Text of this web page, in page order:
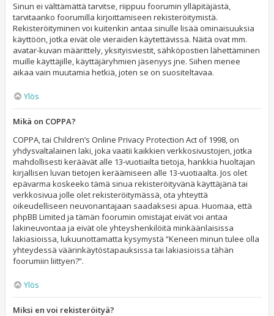
Sinun ei välttämättä tarvitse, riippuu foorumin ylläpitäjästä,
tarvitaanko foorumilla kirjoittamiseen rekisteröitymistä.
Rekisteröityminen voi kuitenkin antaa sinulle lisää ominaisuuksia
käyttöön, jotka eivät ole vieraiden käytettävissä. Näitä ovat mm.
avatar-kuvan määrittely, yksityisviestit, sähköpostien lähettäminen
muille käyttäjille, käyttäjäryhmien jäsenyys jne. Siihen menee
aikaa vain muutamia hetkiä, joten se on suositeltavaa.
Ylös
Mikä on COPPA?
COPPA, tai Children’s Online Privacy Protection Act of 1998, on
yhdysvaltalainen laki, joka vaatii kaikkien verkkosivustojen, jotka
mahdollisesti keräävät alle 13-vuotiailta tietoja, hankkia huoltajan
kirjallisen luvan tietojen keräämiseen alle 13-vuotiaalta. Jos olet
epävarma koskeeko tämä sinua rekisteröityvänä käyttäjänä tai
verkkosivua jolle olet rekisteröitymässä, ota yhteyttä
oikeudelliseen neuvonantajaan saadaksesi apua. Huomaa, että
phpBB Limited ja tämän foorumin omistajat eivät voi antaa
lakineuvontaa ja eivät ole yhteyshenkilöitä minkäänlaisissa
lakiasioissa, lukuunottamatta kysymystä “Keneen minun tulee olla
yhteydessä väärinkäytöstapauksissa tai lakiasioissa tähän
foorumiin liittyen?”.
Ylös
Miksi en voi rekisteröityä?